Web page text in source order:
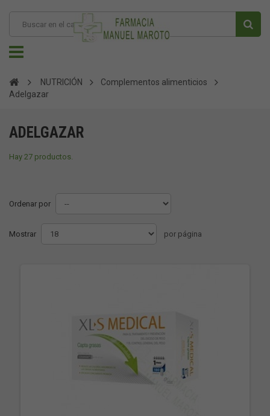
NUTRICIÓN
Complementos alimenticios
Adelgazar
ADELGAZAR
Hay 27 productos.
Ordenar por
Mostrar por página